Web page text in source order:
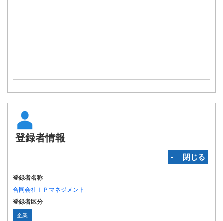
登録者情報
‐ 閉じる
登録者名称
合同会社ＩＰマネジメント
登録者区分
企業